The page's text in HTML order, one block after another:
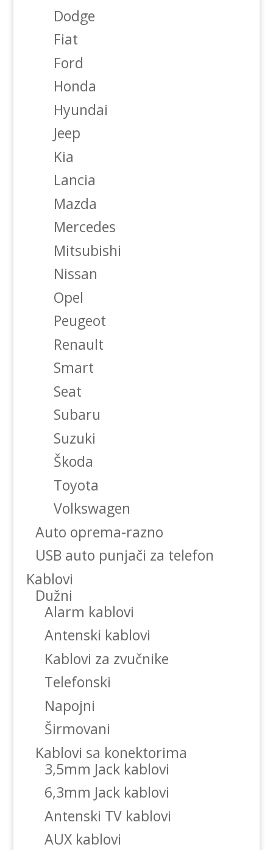
Dodge
Fiat
Ford
Honda
Hyundai
Jeep
Kia
Lancia
Mazda
Mercedes
Mitsubishi
Nissan
Opel
Peugeot
Renault
Smart
Seat
Subaru
Suzuki
Škoda
Toyota
Volkswagen
Auto oprema-razno
USB auto punjači za telefon
Kablovi
Dužni
Alarm kablovi
Antenski kablovi
Kablovi za zvučnike
Telefonski
Napojni
Širmovani
Kablovi sa konektorima
3,5mm Jack kablovi
6,3mm Jack kablovi
Antenski TV kablovi
AUX kablovi